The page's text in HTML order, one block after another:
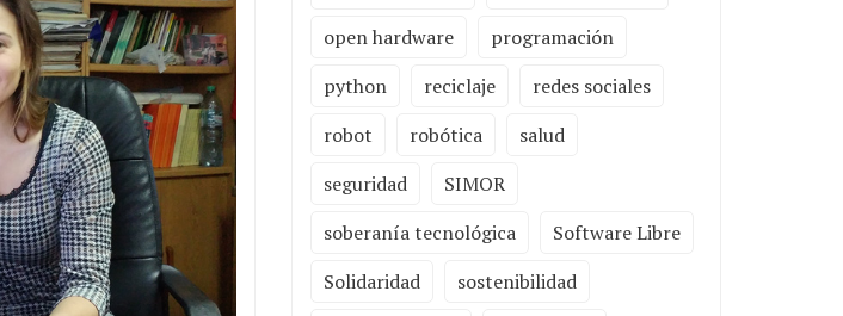
open hardware
programación
python
reciclaje
redes sociales
robot
robótica
salud
seguridad
SIMOR
soberanía tecnológica
Software Libre
Solidaridad
sostenibilidad